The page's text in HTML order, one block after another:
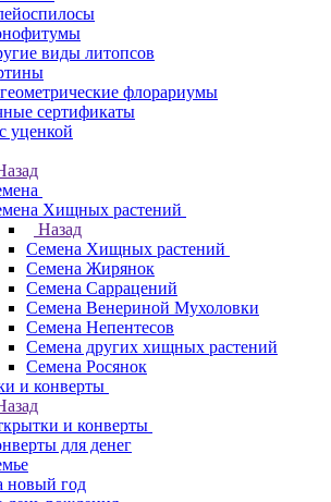
виды литопсов
флорариумы
сертификаты
уценкой
Хищных растений
Назад
Семена Хищных растений
Семена Жирянок
Семена Саррацений
Семена Венериной Мухоловки
Семена Непентесов
Семена других хищных растений
Семена Росянок
и конверты
и конверты
для денег
новый год